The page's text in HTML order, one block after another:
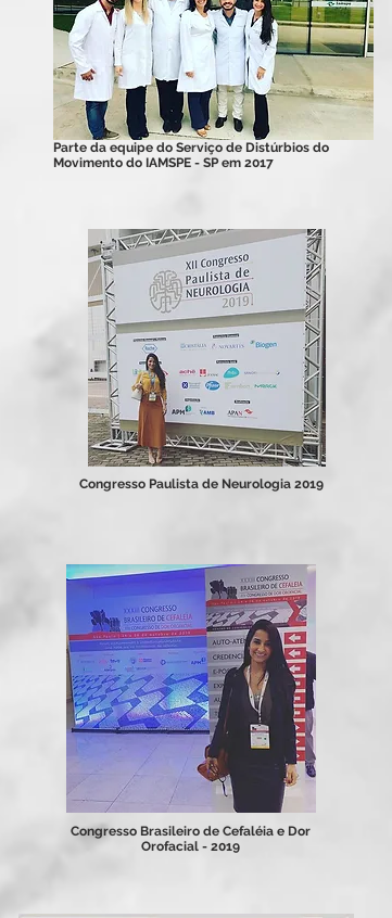
Parte da equipe do Serviço de Distúrbios do
Movimento do IAMSPE - SP em 2017
Congresso Paulista de Neurologia 2019
Congresso Brasileiro de Cefaléia e Dor
Orofacial - 2019